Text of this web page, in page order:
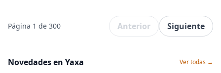
Página 1 de 300 Anterior Siguiente
Novedades en Yaxa Ver todas →